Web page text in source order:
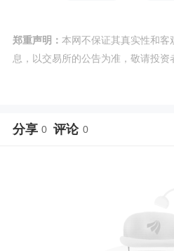
郑重声明： 本网不保证其真实性和
息，以交易所的公告为准，敬请投资
分享 0 评论 0